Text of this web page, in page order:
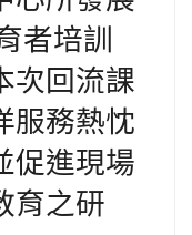
者培訓
次回流課
服務熱忱
促進現場
育之研